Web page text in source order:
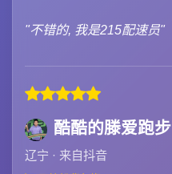
"不错的, 我是215配速员"
酷酷的滕爱跑步
辽宁 · 来自抖音